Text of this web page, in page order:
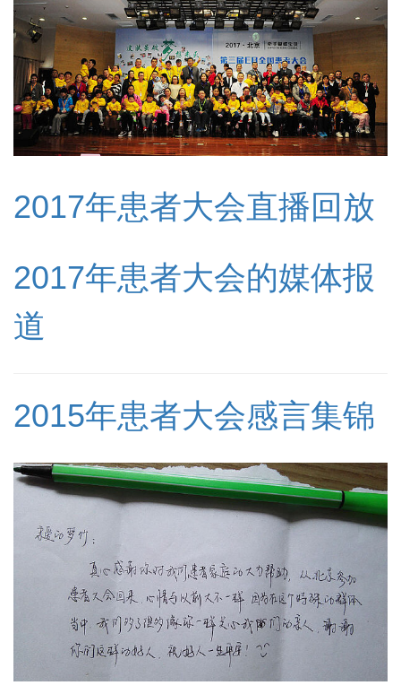
2017年患者大会直播回放
2017年患者大会的媒体报
道
2015年患者大会感言集锦